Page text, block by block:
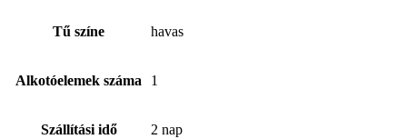
Tű színe havas
Alkotóelemek száma 1
Szállítási idő 2 nap